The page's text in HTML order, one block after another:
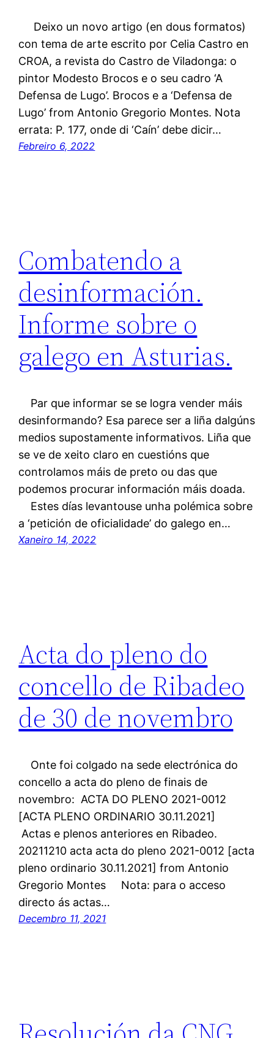
Deixo un novo artigo (en dous formatos)
con tema de arte escrito por Celia Castro en
CROA, a revista do Castro de Viladonga: o
pintor Modesto Brocos e o seu cadro ‘A
Defensa de Lugo’. Brocos e a ‘Defensa de
Lugo’ from Antonio Gregorio Montes. Nota
errata: P. 177, onde di ‘Caín’ debe dicir…
Febreiro 6, 2022
Combatendo a
desinformación.
Informe sobre o
galego en Asturias.
Par que informar se se logra vender máis
desinformando? Esa parece ser a liña dalgúns
medios supostamente informativos. Liña que
se ve de xeito claro en cuestións que
controlamos máis de preto ou das que
podemos procurar información máis doada.
Estes días levantouse unha polémica sobre
a ‘petición de oficialidade’ do galego en…
Xaneiro 14, 2022
Acta do pleno do
concello de Ribadeo
de 30 de novembro
Onte foi colgado na sede electrónica do
concello a acta do pleno de finais de
novembro: ACTA DO PLENO 2021-0012
[ACTA PLENO ORDINARIO 30.11.2021]
Actas e plenos anteriores en Ribadeo.
20211210 acta acta do pleno 2021-0012 [acta
pleno ordinario 30.11.2021] from Antonio
Gregorio Montes Nota: para o acceso
directo ás actas…
Decembro 11, 2021